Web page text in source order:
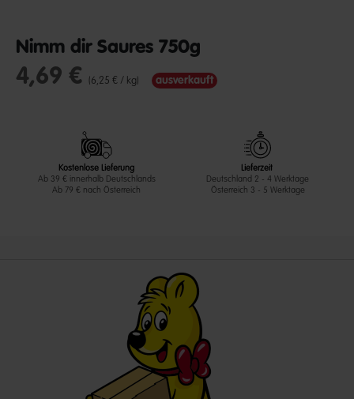
Nimm dir Saures 750g
undefined out of 5 Customer Rating
4,69 € (6,25 € / kg) ausverkauft
Kostenlose Lieferung
Ab 39 € innerhalb Deutschlands
Ab 79 € nach Österreich
Lieferzeit
Deutschland 2 - 4 Werktage
Österreich 3 - 5 Werktage